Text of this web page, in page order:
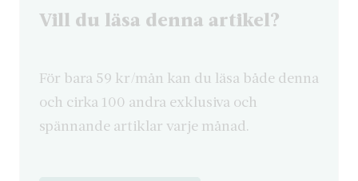
Vill du läsa denna artikel?
För bara 59 kr/mån kan du läsa både denna
och cirka 100 andra exklusiva och
spännande artiklar varje månad.